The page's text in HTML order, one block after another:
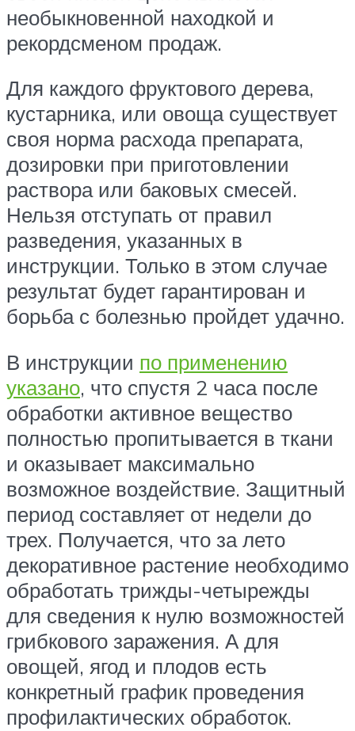
необыкновенной находкой и
рекордсменом продаж.
Для каждого фруктового дерева,
кустарника, или овоща существует
своя норма расхода препарата,
дозировки при приготовлении
раствора или баковых смесей.
Нельзя отступать от правил
разведения, указанных в
инструкции. Только в этом случае
результат будет гарантирован и
борьба с болезнью пройдет удачно.
В инструкции по применению
указано, что спустя 2 часа после
обработки активное вещество
полностью пропитывается в ткани
и оказывает максимально
возможное воздействие. Защитный
период составляет от недели до
трех. Получается, что за лето
декоративное растение необходимо
обработать трижды-четырежды
для сведения к нулю возможностей
грибкового заражения. А для
овощей, ягод и плодов есть
конкретный график проведения
профилактических обработок.